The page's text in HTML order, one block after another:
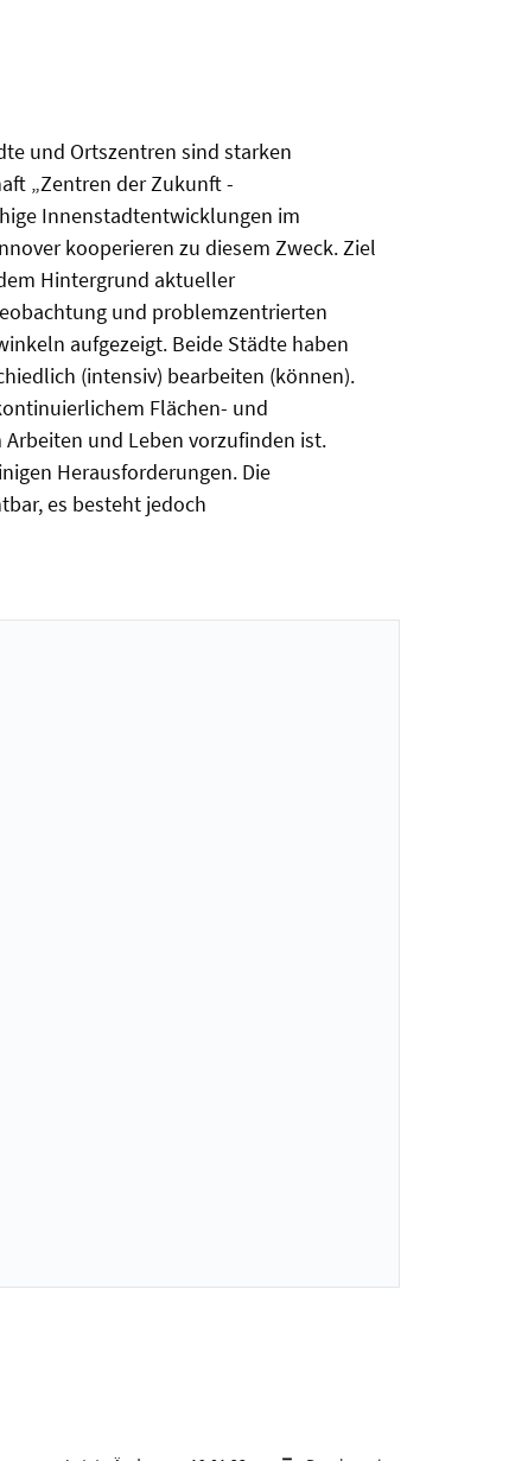
und Ortszentren sind starken
„Zentren der Zukunft -
Innenstadtentwicklungen im
kooperieren zu diesem Zweck. Ziel
Hintergrund aktueller
und problemzentrierten
aufgezeigt. Beide Städte haben
(intensiv) bearbeiten (können).
Flächen- und
und Leben vorzufinden ist.
Herausforderungen. Die
es besteht jedoch